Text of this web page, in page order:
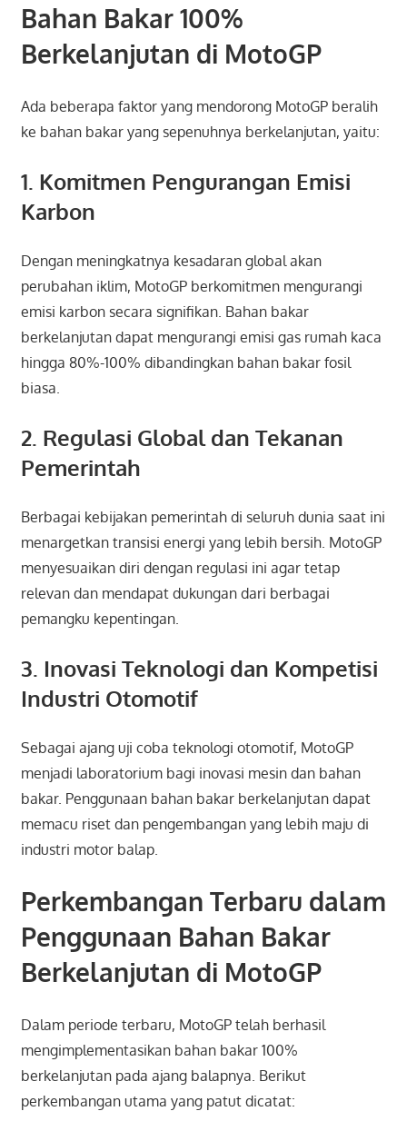
Bahan Bakar 100%
Berkelanjutan di MotoGP
Ada beberapa faktor yang mendorong MotoGP beralih
ke bahan bakar yang sepenuhnya berkelanjutan, yaitu:
1. Komitmen Pengurangan Emisi
Karbon
Dengan meningkatnya kesadaran global akan
perubahan iklim, MotoGP berkomitmen mengurangi
emisi karbon secara signifikan. Bahan bakar
berkelanjutan dapat mengurangi emisi gas rumah kaca
hingga 80%-100% dibandingkan bahan bakar fosil
biasa.
2. Regulasi Global dan Tekanan
Pemerintah
Berbagai kebijakan pemerintah di seluruh dunia saat ini
menargetkan transisi energi yang lebih bersih. MotoGP
menyesuaikan diri dengan regulasi ini agar tetap
relevan dan mendapat dukungan dari berbagai
pemangku kepentingan.
3. Inovasi Teknologi dan Kompetisi
Industri Otomotif
Sebagai ajang uji coba teknologi otomotif, MotoGP
menjadi laboratorium bagi inovasi mesin dan bahan
bakar. Penggunaan bahan bakar berkelanjutan dapat
memacu riset dan pengembangan yang lebih maju di
industri motor balap.
Perkembangan Terbaru dalam
Penggunaan Bahan Bakar
Berkelanjutan di MotoGP
Dalam periode terbaru, MotoGP telah berhasil
mengimplementasikan bahan bakar 100%
berkelanjutan pada ajang balapnya. Berikut
perkembangan utama yang patut dicatat: